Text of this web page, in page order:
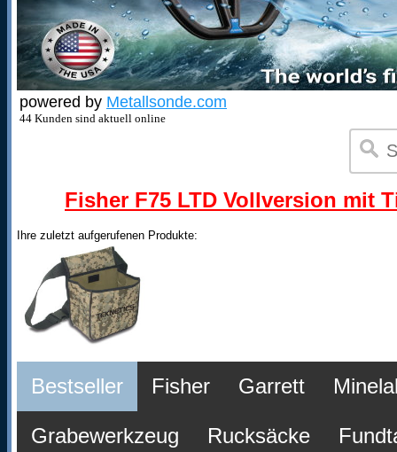
powered by Metallsonde.com
44 Kunden sind aktuell online
Fisher F75 LTD Vollversion mit
Ihre zuletzt aufgerufenen Produkte:
Bestseller Fisher Garrett
Grabewerkzeug Rucksäcke